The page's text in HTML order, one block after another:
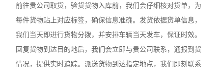
前往贵公司取货，验货货物入库前，我们会仔细核对货单，为
每件货物贴上对应标签，确保信息准确。发货依据货单信息，
我们当天即进行货物分拨，并安排车辆当天发车，保证时效。
回复货物到达目的地后，我们会立即与贵公司联系，通报到货
情况，提供实时追踪。派送货物到达指定地点，我们即刻联系